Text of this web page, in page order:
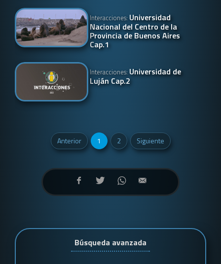
Interacciones: Universidad
Nacional del Centro de la
Provincia de Buenos Aires
Cap.1
Interacciones: Universidad de
Luján Cap.2
Anterior 1 2 Siguiente
Búsqueda avanzada